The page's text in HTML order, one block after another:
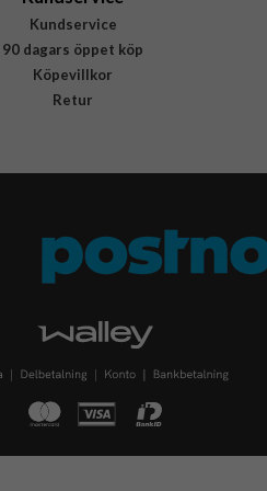
Kundservice
90 dagars öppet köp
Köpevillkor
Retur